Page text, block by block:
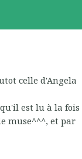
celle d'Angela
est lu à la fois
muse^^^, et par